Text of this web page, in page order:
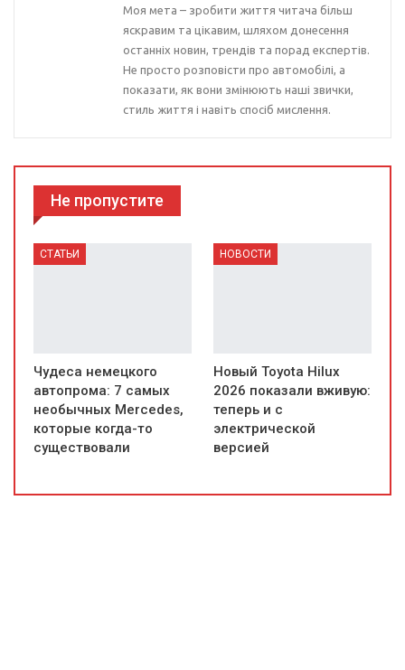
Моя мета – зробити життя читача більш
яскравим та цікавим, шляхом донесення
останніх новин, трендів та порад експертів.
Не просто розповісти про автомобілі, а
показати, як вони змінюють наші звички,
стиль життя і навіть спосіб мислення.
Не пропустите
СТАТЬИ
Чудеса немецкого
автопрома: 7 самых
необычных Mercedes,
которые когда-то
существовали
НОВОСТИ
Новый Toyota Hilux
2026 показали вживую:
теперь и с
электрической
версией